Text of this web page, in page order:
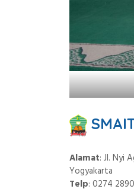
Alamat: Jl. Nyi
Yogyakarta
Telp: 0274